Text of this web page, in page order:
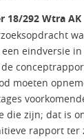
18/292 Wtra AK
eindversie
moeten
die zijn; dat is
rapport ter